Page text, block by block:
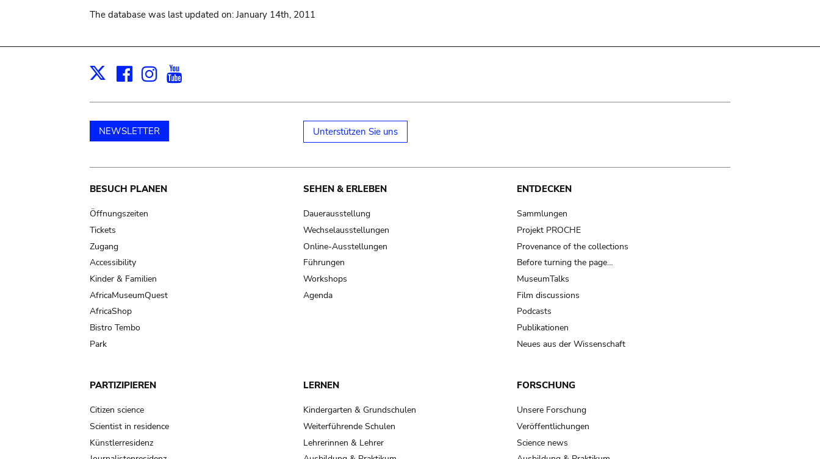
The database was last updated on: January 14th, 2011
X Facebook
Instagram
NEWSLETTER Unterstützen Sie uns
Main
navigation
BESUCH PLANEN
Öffnungszeiten
Tickets
Zugang
Accessibility
Kinder & Familien
AfricaMuseumQuest
AfricaShop
Bistro Tembo
Park
SEHEN & ERLEBEN
Dauerausstellung
Wechselausstellungen
Online-Ausstellungen
Führungen
Workshops
Agenda
ENTDECKEN
Sammlungen
Projekt PROCHE
Provenance of the collections
Before turning the page…
MuseumTalks
Film discussions
Podcasts
Publikationen
Neues aus der Wissenschaft
PARTIZIPIEREN
Citizen science
Scientist in residence
Künstlerresidenz
LERNEN
Kindergarten & Grundschulen
Weiterführende Schulen
Lehrerinnen & Lehrer
FORSCHUNG
Unsere Forschung
Veröffentlichungen
Science news